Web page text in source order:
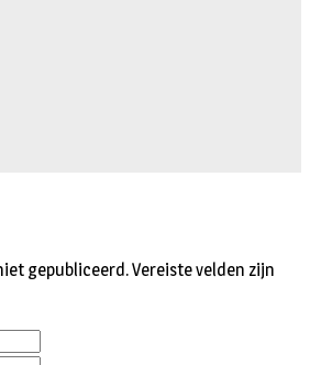
gepubliceerd.Vereiste velden zijn